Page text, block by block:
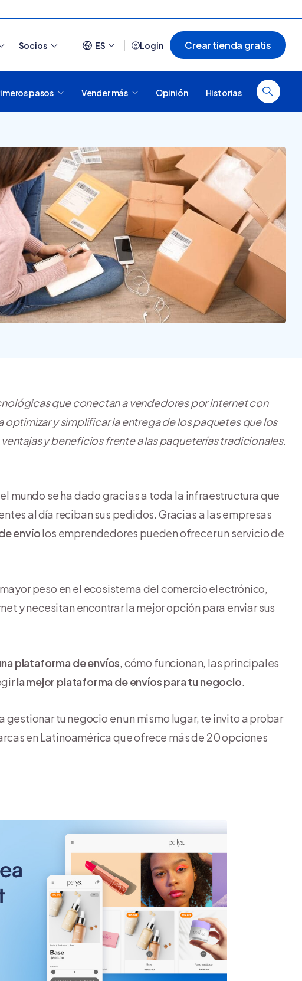
a
¿Cómo es comprar en
Tiendanube? Conocé
Nube para vender más
20 tiendas online
argentinas creadas con
Tiendanube
Socios ES Login Crear tienda gratis
pasos Vender más Opinión Historias
que conectan a vendedores por internet con
y simplificar la entrega de los paquetes que los
y beneficios frente a las paqueterías tradicionales.
mundo se ha dado gracias a toda la infraestructura que
al día reciban sus pedidos. Gracias a las empresas
envíolos emprendedores pueden ofrecer un servicio de
peso en el ecosistema del comercio electrónico,
y necesitan encontrar la mejor opción para enviar sus
plataforma de envíos, cómo funcionan, las principales
la mejor plataforma de envíos para tu negocio.
gestionar tu negocio en un mismo lugar, te invito a probar
en Latinoamérica que ofrece más de 20 opciones